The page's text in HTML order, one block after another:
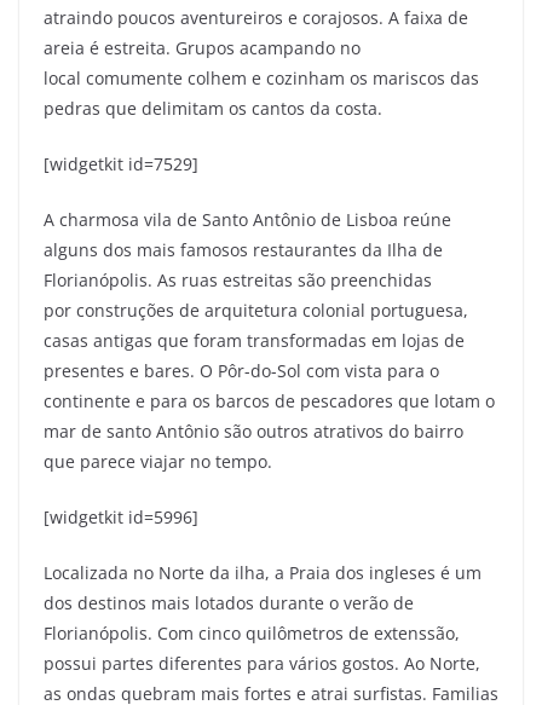
atraindo poucos aventureiros e corajosos. A faixa de
areia é estreita. Grupos acampando no
local comumente colhem e cozinham os mariscos das
pedras que delimitam os cantos da costa.
[widgetkit id=7529]
A charmosa vila de Santo Antônio de Lisboa reúne
alguns dos mais famosos restaurantes da Ilha de
Florianópolis. As ruas estreitas são preenchidas
por construções de arquitetura colonial portuguesa,
casas antigas que foram transformadas em lojas de
presentes e bares. O Pôr-do-Sol com vista para o
continente e para os barcos de pescadores que lotam o
mar de santo Antônio são outros atrativos do bairro
que parece viajar no tempo.
[widgetkit id=5996]
Localizada no Norte da ilha, a Praia dos ingleses é um
dos destinos mais lotados durante o verão de
Florianópolis. Com cinco quilômetros de extenssão,
possui partes diferentes para vários gostos. Ao Norte,
as ondas quebram mais fortes e atrai surfistas. Familias